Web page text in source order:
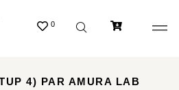
0
4) PAR AMURA LAB